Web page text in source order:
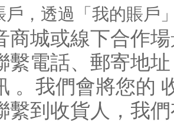
，透過「我的賬戶
商城或線下合作
繫電話、郵寄地
。我們會將您的
繫到收貨人，我